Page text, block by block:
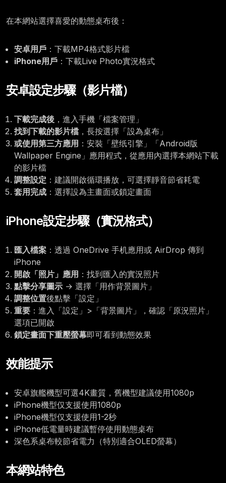
在本網站選擇喜愛的動態桌布後：
安卓用戶 ：下載MP4格式影片檔
iPhone用戶 ：下載Live Photo實況格式
安卓設定步驟（影片檔）
下載完成後 ，進入手機「檔案管理」
找到下載的影片檔 ，長按選擇「設為桌布」
或使用第三方應用 ：安裝「壁纸引擎」「Android版
Wallpaper Engine」應用程式，從應用內選擇本網站下載
的影片檔
調整設定 ：建議開啟循環播放，可選擇靜音節省耗電
套用完成 ：選擇設為主畫面或鎖定畫面
iPhone設定步驟（實況格式）
匯入檔案 ：透過 OneDrive 手机應用或 AirDrop 傳到
iPhone
開啟「照片」應用 ：找到匯入的實況照片
點擊分享圖示 → 選擇「用作背景圖片」
調整位置後點擊「設定」
重要 ：進入「設定」>「背景圖片」，確認「原況照片」
選項已開啟
鎖定畫面下重壓螢幕即可看到動態效果
效能提示
安卓旗艦機型可選4K畫質，舊機型建議使用1080p
iPhone機型仅支援使用1080p
iPhone機型仅支援使用1-2秒
iPhone低電量時建議暫停使用動態桌布
深色系桌布較節省電力（特別適合OLED螢幕）
本網站特色